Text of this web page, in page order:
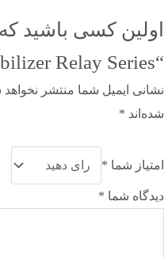
اولین کسی باشید
“KSTAR Stabilizer Relay Series”
نشانی ایمیل شما منتشر
شده‌اند *
امتیاز شما *
دیدگاه شما *